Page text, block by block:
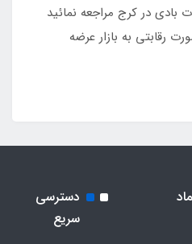
بادی در کرج مراجعه نمائید
رقابتی به بازار عرضه
دسترسی
سریع